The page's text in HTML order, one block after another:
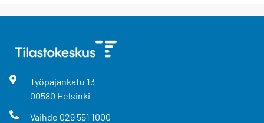
Työpajankatu 13
00580 Helsinki
Vaihde 029 551 1000